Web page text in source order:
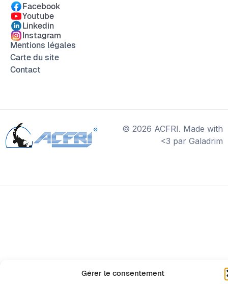
Gérer le consentement
Facebook
Youtube
Linkedin
Instagram
Mentions légales
Carte du site
Contact
© 2026 ACFRI. Made with
<3 par Galadrim